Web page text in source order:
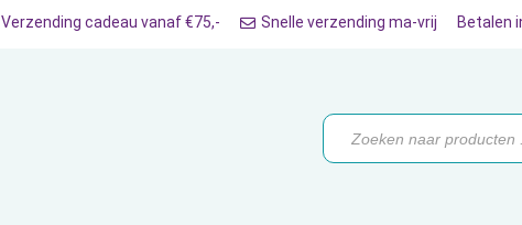
Koopjes Onze
Verzending cadeau vanaf €75,- Snelle verzending ma-vrij Betalen
Producten
zoeken